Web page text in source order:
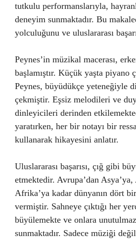
tutkulu performanslarıyla,
deneyim sunmaktadır. Bu
yolculuğunu ve uluslararası
Peynes’in müzikal macerası,
başlamıştır. Küçük yaşta piyano
Peynes, büyüdükçe yeteneğiyle
çekmiştir. Eşsiz melodileri ve
dinleyicileri derinden
yaratırken, her bir notayı bir
kullanarak hikayesini anlatır.
Uluslararası başarısı, çığ gibi
etmektedir. Avrupa’dan Asya’ya,
Afrika’ya kadar dünyanın dört
vermiştir. Sahneye çıktığı her
büyülemekte ve onlara
sunmaktadır. Sadece müziği